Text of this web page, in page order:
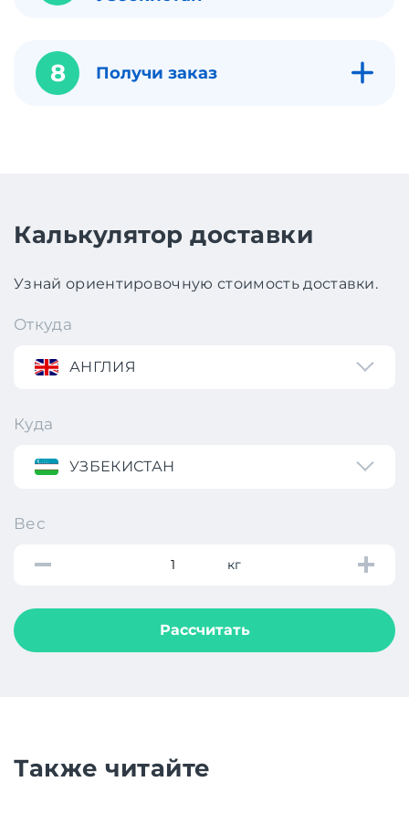
8 Получи заказ
Калькулятор доставки
Узнай ориентировочную стоимость доставки.
Откуда
АНГЛИЯ
Куда
УЗБЕКИСТАН
Вес
кг
Рассчитать
Также читайте